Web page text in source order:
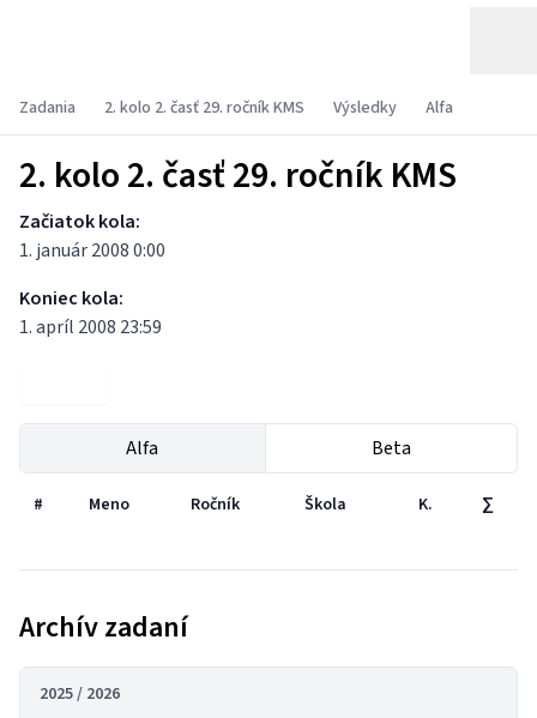
Zadania 2. kolo 2. časť 29. ročník KMS Výsledky Alfa
2. kolo 2. časť 29. ročník KMS
Začiatok kola:
1. január 2008 0:00
Koniec kola:
1. apríl 2008 23:59
Alfa Beta
# Meno Ročník Škola K. ∑
Archív zadaní
2025 / 2026